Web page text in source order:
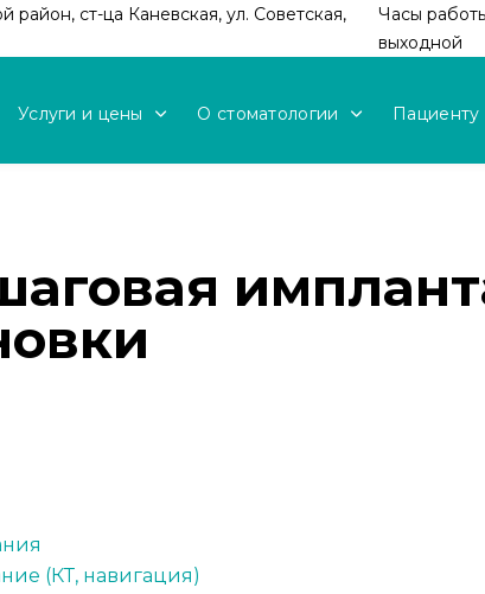
ст-ца Каневская, ул. Советская,
Часы
выходной
Услуги и цены О стоматологии Пациенту
(КТ, навигация)